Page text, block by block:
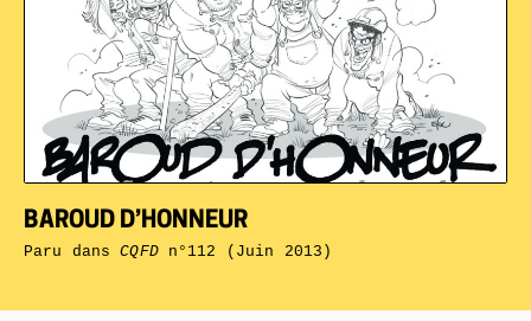
BAROUD D’HONNEUR
Paru dansCQFDn°112 (Juin 2013)